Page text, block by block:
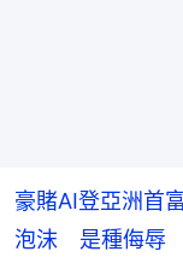
豪賭AI登亞洲首
泡沫 是種侮辱